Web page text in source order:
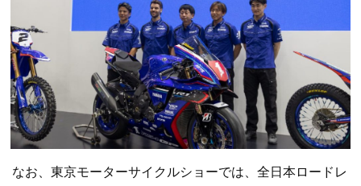
なお、東京モーターサイクルショーでは、全日本ロードレ